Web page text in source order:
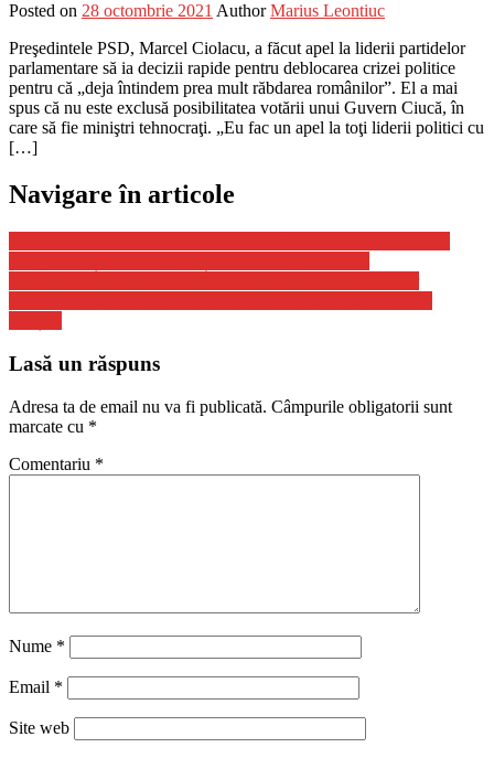
Posted on 28 octombrie 2021 Author Marius Leontiuc
Preşedintele PSD, Marcel Ciolacu, a făcut apel la liderii partidelor
parlamentare să ia decizii rapide pentru deblocarea crizei politice
pentru că „deja întindem prea mult răbdarea românilor”. El a mai
spus că nu este exclusă posibilitatea votării unui Guvern Ciucă, în
care să fie miniştri tehnocraţi. „Eu fac un apel la toţi liderii politici cu
[…]
Navigare în articole
Lasă un răspuns
Adresa ta de email nu va fi publicată. Câmpurile obligatorii sunt
marcate cu *
Comentariu *
Nume *
Email *
Site web